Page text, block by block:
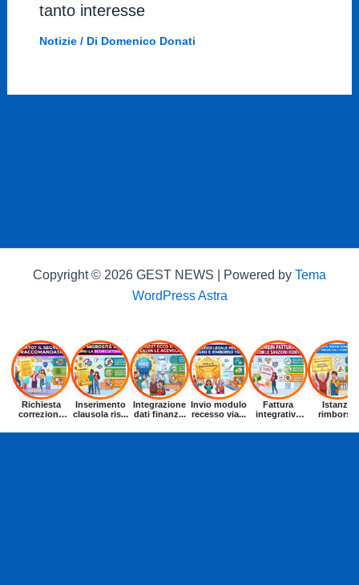
tanto interesse
Notizie/ Di Domenico Donati
Copyright © 2026 GEST NEWS | Powered by Tema
WordPress Astra
Richiesta
correzione
Inserimento
clausola ris...
Integrazione
dati finanz...
Invio modulo
recesso via...
Fattura
integrativa
Istanza
rimborso